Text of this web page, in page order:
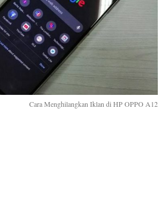
Cara Menghilangkan Iklan di HP OPPO A12